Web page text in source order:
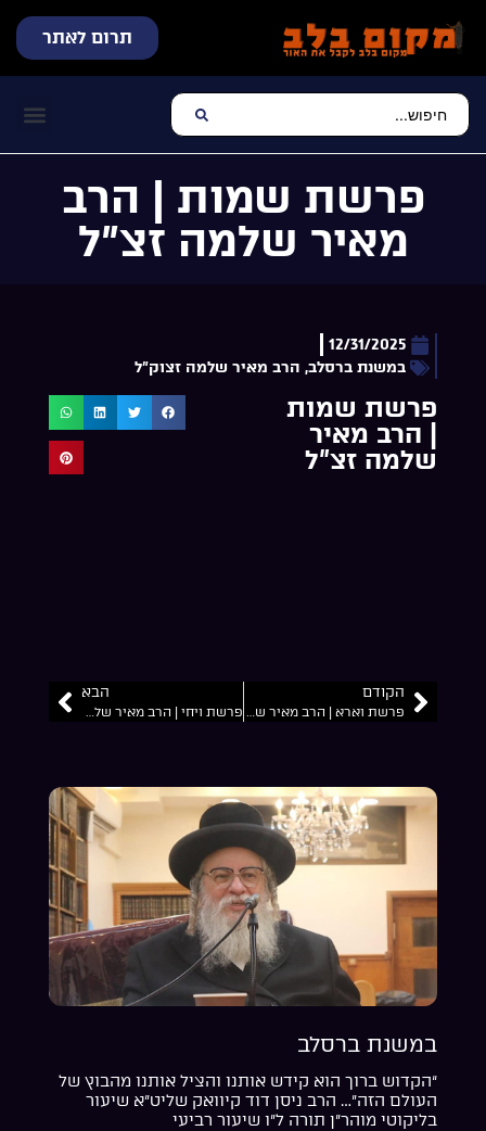
תרום לאתר
פרשת שמות | הרב
מאיר שלמה זצ”ל
12/31/2025
במשנת ברסלב, הרב מאיר שלמה זצוק"ל
פרשת שמות
| הרב מאיר
שלמה זצ”ל
הקודם
פרשת וארא | הרב מאיר שלמה זצ”ל
הבא
פרשת ויחי | הרב מאיר שלמה זצ”ל
במשנת ברסלב
“הקדוש ברוך הוא קידש אותנו והציל אותנו מהבוץ של
העולם הזה”… הרב ניסן דוד קיוואק שליט”א שיעור
בליקוטי מוהר”ן תורה ל”ו שיעור רביעי